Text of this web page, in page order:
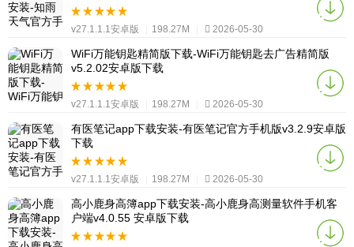
v27.1.1.1安卓版 198.27M 2026-05-30
WiFi万能钥匙精简版下载-WiFi万能钥匙去广告精简版
v5.2.02安卓版下载
v27.1.1.1安卓版 198.27M 2026-05-30
有医笔记app下载安装-有医笔记官方手机版v3.2.9安卓版
下载
v27.1.1.1安卓版 198.27M 2026-05-30
高小鹿身高簿app下载安装-高小鹿身高测量软件手机客
户端v4.0.55 安卓版下载